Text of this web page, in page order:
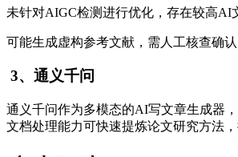
未针对AIGC检测进行优化，存在较高AI
可能生成虚构参考文献，需人工核查确认
3、通义千问
通义千问作为多模态的AI写文章生成器
文档处理能力可快速提炼论文研究方法